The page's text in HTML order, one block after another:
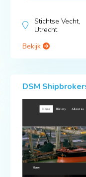
Stichtse Vecht,
Utrecht
Bekijk
DSM